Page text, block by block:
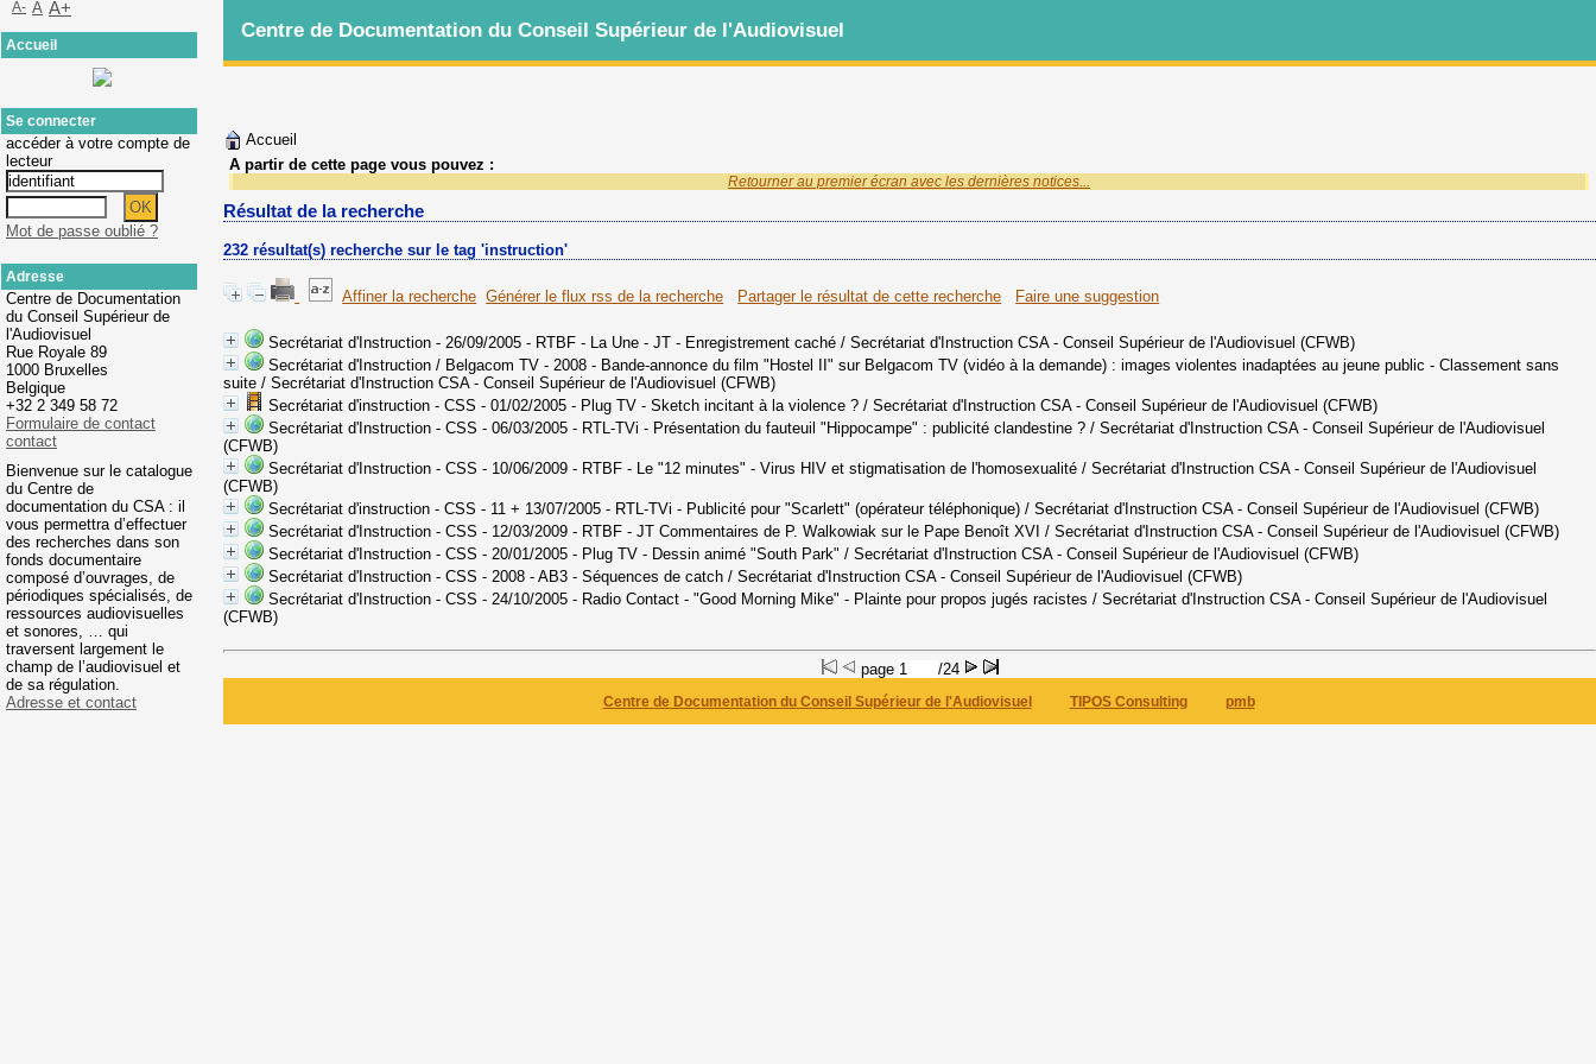
Accueil
A partir de cette page vous pouvez :
Retourner au premier écran avec les dernières notices...
Résultat de la recherche
232 résultat(s) recherche sur le tag 'instruction'
Affiner la recherche Générer le flux rss de la recherche Partager le résultat de cette recherche Faire une suggestion
Secrétariat d'Instruction - 26/09/2005 - RTBF - La Une - JT - Enregistrement caché / Secrétariat d'Instruction CSA - Conseil Supérieur de l'Audiovisuel (CFWB)
Secrétariat d'Instruction / Belgacom TV - 2008 - Bande-annonce du film "Hostel II" sur Belgacom TV (vidéo à la demande) : images violentes inadaptées au jeune public - Classement sans
suite / Secrétariat d'Instruction CSA - Conseil Supérieur de l'Audiovisuel (CFWB)
Secrétariat d'instruction - CSS - 01/02/2005 - Plug TV - Sketch incitant à la violence ? / Secrétariat d'Instruction CSA - Conseil Supérieur de l'Audiovisuel (CFWB)
Secrétariat d'Instruction - CSS - 06/03/2005 - RTL-TVi - Présentation du fauteuil "Hippocampe" : publicité clandestine ? / Secrétariat d'Instruction CSA - Conseil Supérieur de l'Audiovisuel
(CFWB)
Secrétariat d'Instruction - CSS - 10/06/2009 - RTBF - Le "12 minutes" - Virus HIV et stigmatisation de l'homosexualité / Secrétariat d'Instruction CSA - Conseil Supérieur de l'Audiovisuel
(CFWB)
Secrétariat d'instruction - CSS - 11 + 13/07/2005 - RTL-TVi - Publicité pour "Scarlett" (opérateur téléphonique) / Secrétariat d'Instruction CSA - Conseil Supérieur de l'Audiovisuel (CFWB)
Secrétariat d'Instruction - CSS - 12/03/2009 - RTBF - JT Commentaires de P. Walkowiak sur le Pape Benoît XVI / Secrétariat d'Instruction CSA - Conseil Supérieur de l'Audiovisuel (CFWB)
Secrétariat d'Instruction - CSS - 20/01/2005 - Plug TV - Dessin animé "South Park" / Secrétariat d'Instruction CSA - Conseil Supérieur de l'Audiovisuel (CFWB)
Secrétariat d'Instruction - CSS - 2008 - AB3 - Séquences de catch / Secrétariat d'Instruction CSA - Conseil Supérieur de l'Audiovisuel (CFWB)
Secrétariat d'Instruction - CSS - 24/10/2005 - Radio Contact - "Good Morning Mike" - Plainte pour propos jugés racistes / Secrétariat d'Instruction CSA - Conseil Supérieur de l'Audiovisuel
(CFWB)
page /24
Centre de Documentation du Conseil Supérieur de l'Audiovisuel TIPOS Consulting pmb
Centre de Documentation du Conseil Supérieur de l'Audiovisuel
A- A A+
Accueil
Se connecter
accéder à votre compte de
lecteur
Mot de passe oublié ?
Adresse
Centre de Documentation
du Conseil Supérieur de
l'Audiovisuel
Rue Royale 89
1000 Bruxelles
Belgique
+32 2 349 58 72
Formulaire de contact
contact
Bienvenue sur le catalogue
du Centre de
documentation du CSA : il
vous permettra d’effectuer
des recherches dans son
fonds documentaire
composé d’ouvrages, de
périodiques spécialisés, de
ressources audiovisuelles
et sonores, … qui
traversent largement le
champ de l’audiovisuel et
de sa régulation.
Adresse et contact